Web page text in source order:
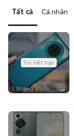
Tất cả Cá nhân
Tin hết hạn
1 tháng trước 3